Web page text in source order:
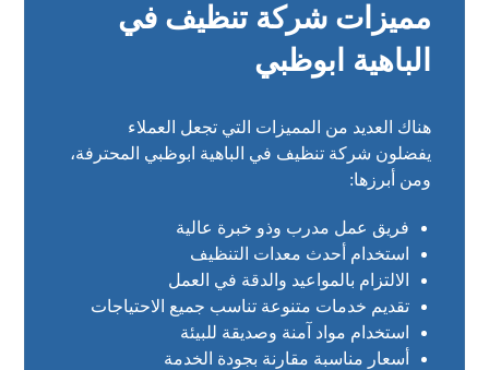
مميزات شركة تنظيف في
الباهية ابوظبي
هناك العديد من المميزات التي تجعل العملاء
يفضلون شركة تنظيف في الباهية ابوظبي المحترفة،
ومن أبرزها:
فريق عمل مدرب وذو خبرة عالية
استخدام أحدث معدات التنظيف
الالتزام بالمواعيد والدقة في العمل
تقديم خدمات متنوعة تناسب جميع الاحتياجات
استخدام مواد آمنة وصديقة للبيئة
أسعار مناسبة مقارنة بجودة الخدمة